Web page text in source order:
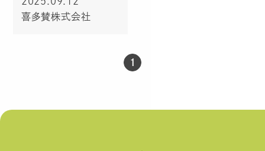
喜多賛株式会社
1